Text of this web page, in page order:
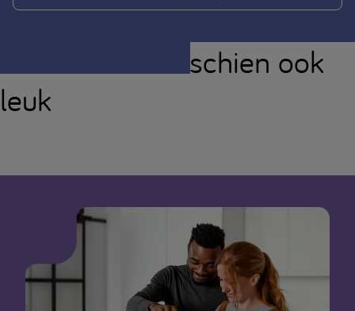
Je vindt dit misschien ook
leuk